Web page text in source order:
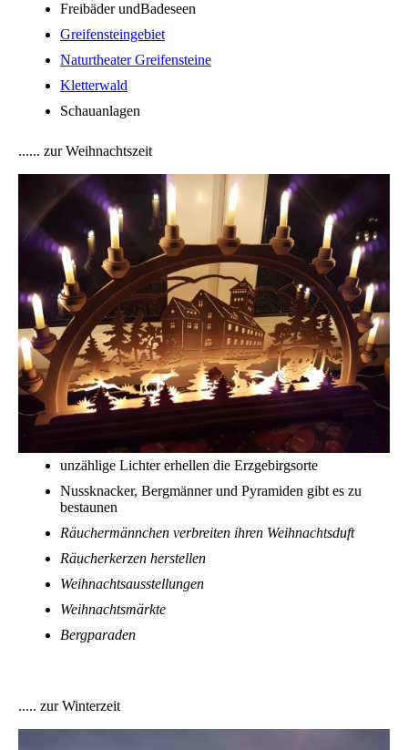
Freibäder undBadeseen
Greifensteingebiet
Naturtheater Greifensteine
Kletterwald
Schauanlagen
...... zur Weihnachtszeit
unzählige Lichter erhellen die Erzgebirgsorte
Nussknacker, Bergmänner und Pyramiden gibt es zu
bestaunen
Räuchermännchen verbreiten ihren Weihnachtsduft
Räucherkerzen herstellen
Weihnachtsausstellungen
Weihnachtsmärkte
Bergparaden
..... zur Winterzeit